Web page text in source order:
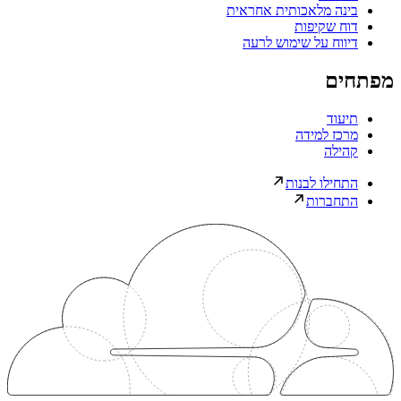
בינה מלאכותית אחראית
דוח שקיפות
דיווח על שימוש לרעה
מפתחים
תיעוד
מרכז למידה
קהילה
התחילו לבנות
התחברות